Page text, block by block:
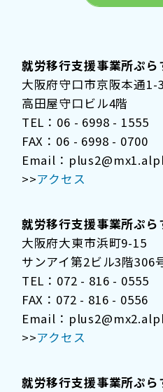
就労移行支援事業所ぷら
大阪府守口市京阪本通1-
高田屋守口ビル4階
TEL：06 - 6998 - 1555
FAX：06 - 6998 - 0700
Email：
>>アクセス
就労移行支援事業所ぷら
大阪府大東市浜町9-15
サンアイ第2ビル3階306
TEL：072 - 816 - 0555
FAX：072 - 816 - 0556
Email：
>>アクセス
就労移行支援事業所ぷら